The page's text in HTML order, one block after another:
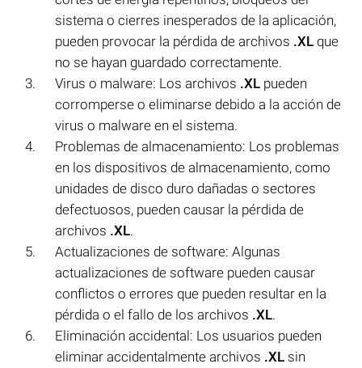
sistema o cierres inesperados de la aplicación,
pueden provocar la pérdida de archivos .XL que
no se hayan guardado correctamente.
Virus o malware: Los archivos .XL pueden
corromperse o eliminarse debido a la acción de
virus o malware en el sistema.
Problemas de almacenamiento: Los problemas
en los dispositivos de almacenamiento, como
unidades de disco duro dañadas o sectores
defectuosos, pueden causar la pérdida de
archivos .XL.
Actualizaciones de software: Algunas
actualizaciones de software pueden causar
conflictos o errores que pueden resultar en la
pérdida o el fallo de los archivos .XL.
Eliminación accidental: Los usuarios pueden
eliminar accidentalmente archivos .XL sin